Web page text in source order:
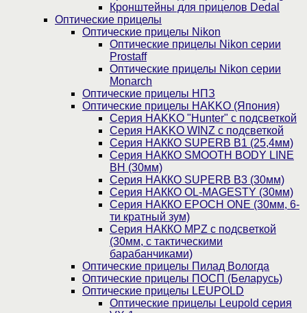
Кронштейны для прицелов Dedal
Оптические прицелы
Оптические прицелы Nikon
Оптические прицелы Nikon серии
Prostaff
Оптические прицелы Nikon серии
Monarch
Оптические прицелы НПЗ
Оптические прицелы HAKKO (Япония)
Cерия HAKKO "Hunter" с подсветкой
Серия НAKKO WINZ с подсветкой
Серия НАККО SUPERB B1 (25,4мм)
Серия НАККО SMOOTH BODY LINE
BH (30мм)
Серия НАККО SUPERB B3 (30мм)
Серия НАККО OL-MAGESTY (30мм)
Серия НАККО EPOCH ONE (30мм, 6-
ти кратный зум)
Серия НАККО MPZ с подсветкой
(30мм, c тактическими
барабанчиками)
Оптические прицелы Пилад Вологда
Оптические прицелы ПОСП (Беларусь)
Оптические прицелы LEUPOLD
Оптические прицелы Leupold серия